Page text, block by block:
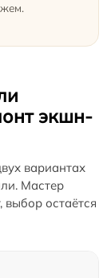
экшн-
вариантах
Мастер
остаётся